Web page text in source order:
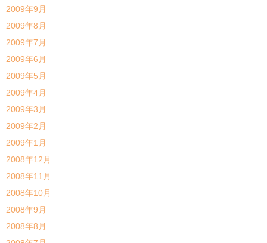
2009年9月
2009年8月
2009年7月
2009年6月
2009年5月
2009年4月
2009年3月
2009年2月
2009年1月
2008年12月
2008年11月
2008年10月
2008年9月
2008年8月